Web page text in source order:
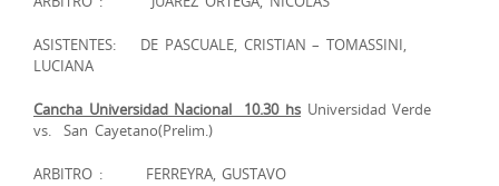
ASISTENTES: DE PASCUALE, CRISTIAN – TOMASSINI,
LUCIANA
Cancha Universidad Nacional 10.30 hs Universidad Verde
vs. San Cayetano(Prelim.)
ARBITRO : FERREYRA, GUSTAVO